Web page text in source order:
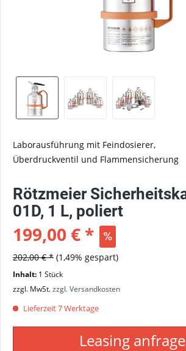
Laborausführung mit Feindosierer,
Überdruckventil und Flammensicherung
Rötzmeier
01D, 1 L, poliert
199,00 € *
202,00 € * (1,49% gespart)
Inhalt: 1 Stück
zzgl. MwSt.zzgl. Versandkosten
Lieferzeit 7 Werktage
Leasing